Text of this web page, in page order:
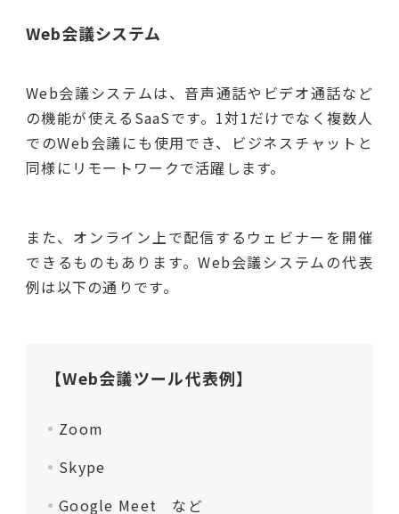
Web会議システム
Web会議システムは、音声通話やビデオ通話など
の機能が使えるSaaSです。1対1だけでなく複数人
でのWeb会議にも使用でき、ビジネスチャットと
同様にリモートワークで活躍します。
また、オンライン上で配信するウェビナーを開催
できるものもあります。Web会議システムの代表
例は以下の通りです。
【Web会議ツール代表例】
Zoom
Skype
Google Meet など